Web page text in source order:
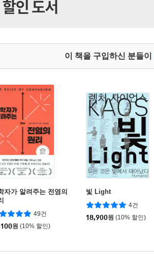
이 책을 구입하신 분들이
자가 알려주는 전염의
49건
원 (10% 할인)
빛 Light
4건
18,900원 (10% 할인)